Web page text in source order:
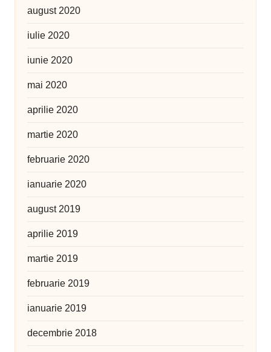
august 2020
iulie 2020
iunie 2020
mai 2020
aprilie 2020
martie 2020
februarie 2020
ianuarie 2020
august 2019
aprilie 2019
martie 2019
februarie 2019
ianuarie 2019
decembrie 2018